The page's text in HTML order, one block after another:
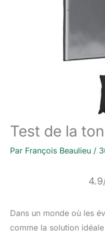
Test de la
Par François Beaulieu /
Dans un monde où les
comme la solution